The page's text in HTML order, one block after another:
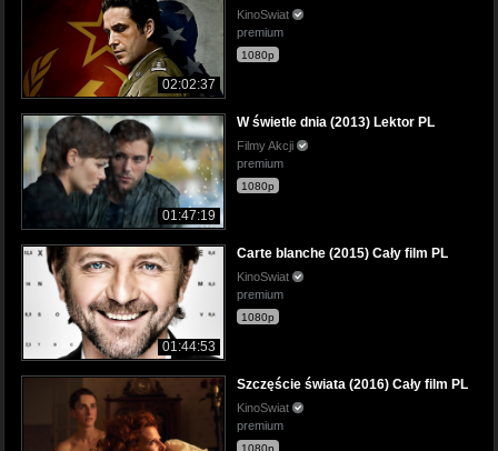
02:02:37
KinoSwiat
premium
1080p
01:47:19
W świetle dnia (2013) Lektor PL
Filmy Akcji
premium
1080p
01:44:53
Carte blanche (2015) Cały film PL
KinoSwiat
premium
1080p
Szczęście świata (2016) Cały film PL
KinoSwiat
premium
1080p